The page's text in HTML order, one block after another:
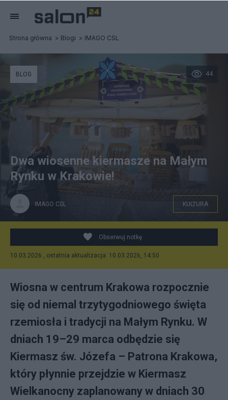
Strona główna Blogi IMAGO CSL
44
BLOG
Dwa wiosenne kiermasze na Małym
Rynku w Krakowie!
IMAGO CSL KULTURA
Obserwuj notkę
10.03.2026 , ostatnia aktualizacja: 10.03.2026, 14:50
Wiosna w centrum Krakowa rozpocznie
się od niemal trzytygodniowego święta
rzemiosła i tradycji na Małym Rynku. W
dniach 19–29 marca odbędzie się
Kiermasz św. Józefa – Patrona Krakowa,
który płynnie przejdzie w Kiermasz
Wielkanocny zaplanowany w dniach 30